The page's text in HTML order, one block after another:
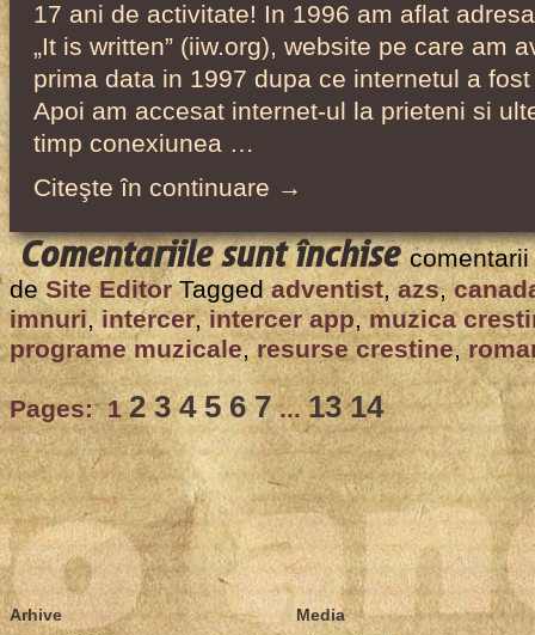
prin
intermediul
companiei
Lucian
17 ani de activitate! In 1996 am aflat
„It is written” (iiw.org), website pe care am
prima data in 1997 dupa ce internetul a
Apoi am accesat internet-ul la prieteni si
timp conexiunea …
Citeşte în continuare →
Comentariile sunt închisepentru
Intercer
a
implinit
17
ani
de
activitate!
de Site EditorTaggedadventist,azs,
imnuri,intercer,intercer app,muzica
programe muzicale,resurse crestine,
Pages: 1 234567...1314
Arhive Media